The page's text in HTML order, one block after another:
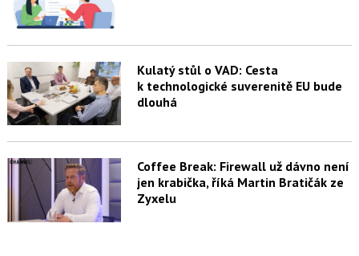
Kulatý stůl o VAD: Cesta
k technologické suverenitě EU bude
dlouhá
Coffee Break: Firewall už dávno není
jen krabička, říká Martin Bratičák ze
Zyxelu